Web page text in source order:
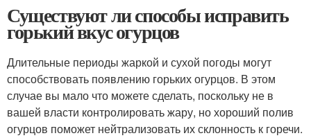
Существуют ли способы исправить
горький вкус огурцов
Длительные периоды жаркой и сухой погоды могут
способствовать появлению горьких огурцов. В этом
случае вы мало что можете сделать, поскольку не в
вашей власти контролировать жару, но хороший полив
огурцов поможет нейтрализовать их склонность к горечи.